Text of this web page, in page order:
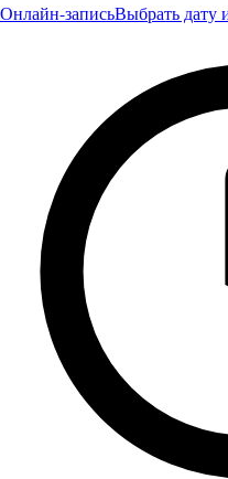
Онлайн-записьВыбрать дату